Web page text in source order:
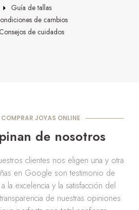
Guía de tallas
de cambios
Consejos de cuidados
COMPRAR JOYAS ONLINE
de nosotros
clientes nos eligen una y otra
en Google son testimonio de
la excelencia y la satisfacción del
de nuestras opiniones